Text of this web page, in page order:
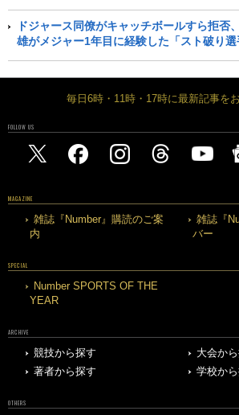
ドジャース同僚がキャッチボールすら拒
雄がメジャー1年目に経験した「スト破り選
毎日6時・11時・17時に最新記事を
FOLLOW US
MAGAZINE
雑誌『Number』購読のご案
内
雑誌『
バー
SPECIAL
Number SPORTS OF THE
YEAR
ARCHIVE
競技から探す
大会か
著者から探す
学校か
OTHERS